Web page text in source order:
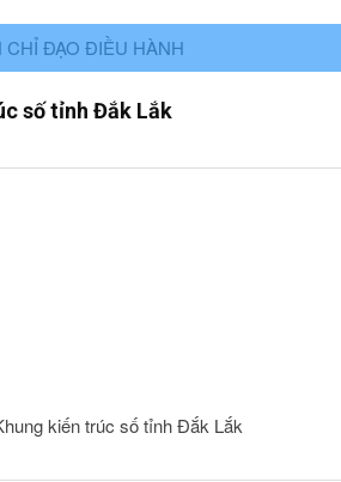
CHỈ ĐẠO ĐIỀU HÀNH
số tỉnh Đắk Lắk
kiến trúc số tỉnh Đắk Lắk